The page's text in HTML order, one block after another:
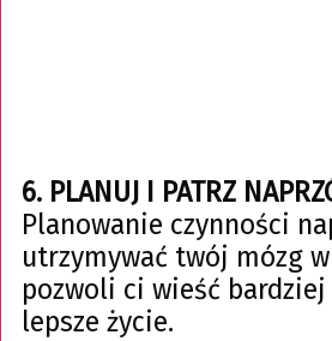
6. PLANUJ I PATRZ
Planowanie czynności
utrzymywać twój mózg
pozwoli ci wieść
lepsze życie.